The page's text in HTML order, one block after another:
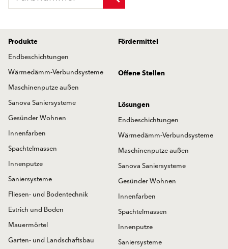
Produkte
Endbeschichtungen
Wärmedämm-Verbundsysteme
Maschinenputze außen
Sanova Saniersysteme
Gesünder Wohnen
Innenfarben
Spachtelmassen
Innenputze
Saniersysteme
Fliesen- und Bodentechnik
Estrich und Boden
Mauermörtel
Garten- und Landschaftsbau
Fördermittel
Offene Stellen
Lösungen
Endbeschichtungen
Wärmedämm-Verbundsysteme
Maschinenputze außen
Sanova Saniersysteme
Gesünder Wohnen
Innenfarben
Spachtelmassen
Innenputze
Saniersysteme